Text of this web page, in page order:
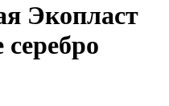
Экопласт